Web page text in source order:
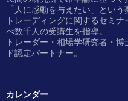
「人に感動を与えたい」という
トレーディングに関するセミ
べ数千人の受講生を指導。
トレーダー・相場学研究者・
ド認定パートナー。
カレンダー